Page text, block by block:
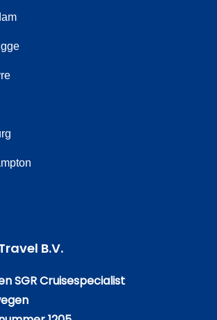
B.V.
SGR Cruisespecialist